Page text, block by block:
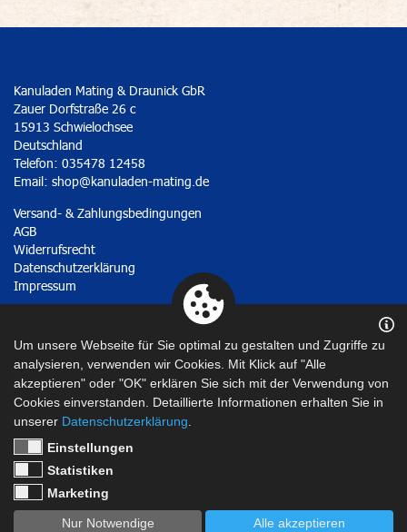
Kanuladen Mating & Draunick GbR
Zauer Dorfstraße 26 c
15913 Schwielochsee
Deutschland
Telefon: 035478 12458
Email: shop@kanuladen-mating.de
Versand- & Zahlungsbedingungen
AGB
Widerrufsrecht
Datenschutzerklärung
Impressum
Um unsere Webseite für Sie optimal zu gestalten und Zugriffe zu
analysieren, verwenden wir Cookies. Mit Klick auf "Alle
akzeptieren" oder "OK" erklären Sie sich mit der Verwendung von
Cookies einverstanden. Detaillierte Informationen erhalten Sie in
unserer Datenschutzerklärung
Einstellungen
Statistiken
Marketing
Nur Notwendige Alle akzeptieren